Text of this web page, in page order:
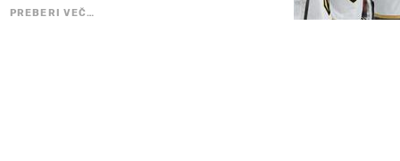
PREBERI VEČ…